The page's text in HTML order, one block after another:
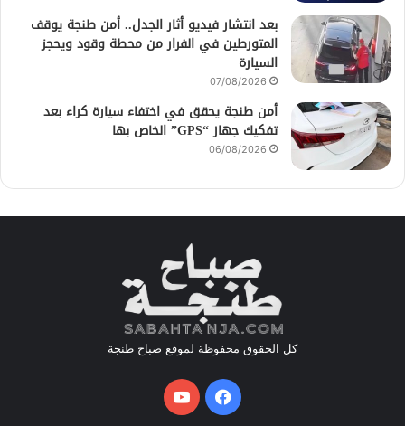
بعد انتشار فيديو أثار الجدل.. أمن طنجة يوقف
المتورطين في الفرار من محطة وقود ويحجز
السيارة
07/08/2026
أمن طنجة يحقق في اختفاء سيارة كراء بعد
تفكيك جهاز “GPS” الخاص بها
06/08/2026
كل الحقوق محفوظة لموقع صباح طنجة
فيسبوكيوتيوب